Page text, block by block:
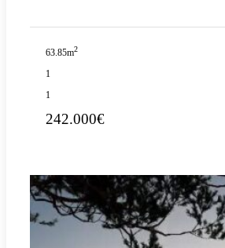
63.85m2
1
1
242.000€